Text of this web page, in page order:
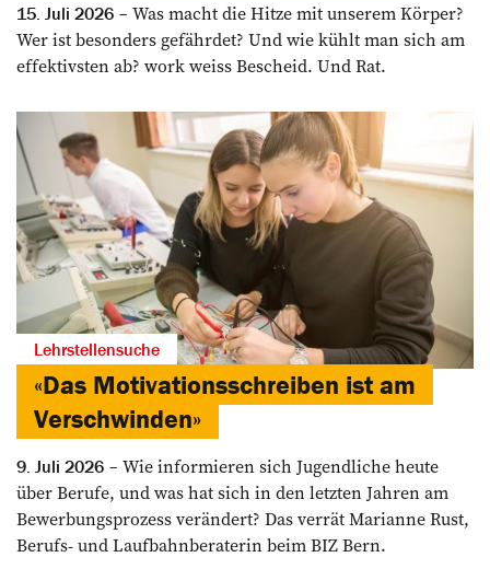
15. Juli 2026
Was macht die Hitze mit unserem Körper?
Wer ist besonders gefährdet? Und wie kühlt man sich am
effektivsten ab? work weiss Bescheid. Und Rat.
Lehrstellensuche
«Das Motivationsschreiben ist am
Verschwinden»
9. Juli 2026
Wie informieren sich Jugendliche heute
über Berufe, und was hat sich in den letzten Jahren am
Bewerbungsprozess verändert? Das verrät Marianne Rust,
Berufs- und Laufbahnberaterin beim BIZ Bern.